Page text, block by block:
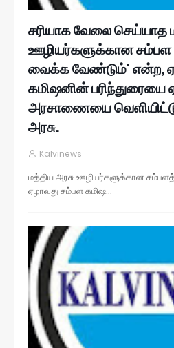
சரியாக வேலை செய்யாத
ஊழியர்களுக்கான சம்பள
வைக்க வேண்டும்' என்ற,
கமிஷனின் பரிந்துரையை
அரசாணையை
அரசு.
Kalvinews
மத்திய அரசு ஊழியர்களுக்கான
ஏழாவது சம்பள கமிஷ…